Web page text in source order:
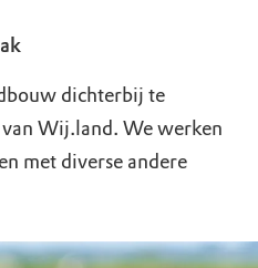
dichterbij te
Wij.land. We werken
met diverse andere